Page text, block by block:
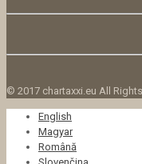
© 2017 chartaxxi.eu All
English
Magyar
Română